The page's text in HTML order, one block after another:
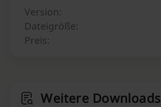
Version:
Dateigröße:
Preis:
Weitere Downloads